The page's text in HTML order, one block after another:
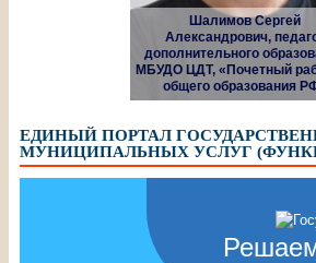
Шалимов Сергей
Александрович,
дополнительного
МБУДО ЦДТ, «Почетный
общего образования
ЕДИНЫЙ ПОРТАЛ
МУНИЦИПАЛЬНЫХ УСЛУГ